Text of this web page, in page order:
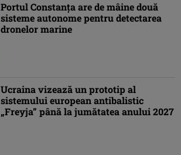
Portul Constanța are de mâine două
sisteme autonome pentru detectarea
dronelor marine
Ucraina vizează un prototip al
sistemului european antibalistic
„Freyja” până la jumătatea anului 2027